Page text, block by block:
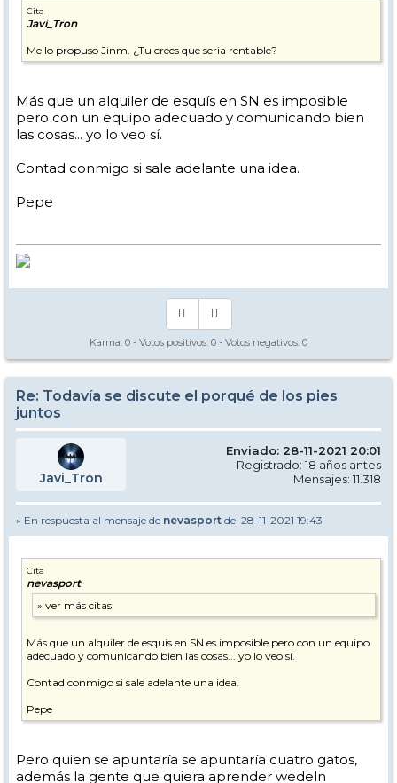
Cita
Javi_Tron
Me lo propuso Jinm. ¿Tu crees que seria rentable?
Más que un alquiler de esquís en SN es imposible
pero con un equipo adecuado y comunicando bien
las cosas... yo lo veo sí.
Contad conmigo si sale adelante una idea.
Pepe
Karma: 0 - Votos positivos: 0 - Votos negativos: 0
Re: Todavía se discute el porqué de los pies
juntos
Javi_Tron
Enviado: 28-11-2021 20:01
Registrado: 18 años antes
Mensajes: 11.318
» En respuesta al mensaje de nevasport del 28-11-2021 19:43
Cita
nevasport
Más que un alquiler de esquís en SN es imposible pero con un equipo
adecuado y comunicando bien las cosas... yo lo veo sí.
Contad conmigo si sale adelante una idea.
Pepe
Pero quien se apuntaría se apuntaría cuatro gatos,
además la gente que quiera aprender wedeln